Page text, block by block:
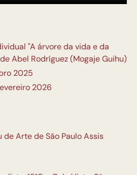
"A árvore da vida e da
Abel Rodríguez (Mogaje Guihu)
2025
2026
de Arte de São Paulo Assis